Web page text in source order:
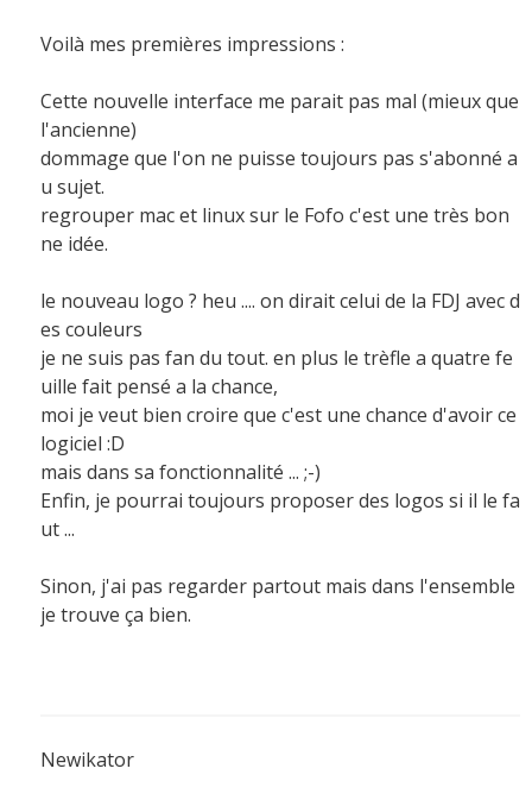
Voilà mes premières impressions :
Cette nouvelle interface me parait pas mal (mieux que
l'ancienne)
dommage que l'on ne puisse toujours pas s'abonné a
u sujet.
regrouper mac et linux sur le Fofo c'est une très bon
ne idée.
le nouveau logo ? heu .... on dirait celui de la FDJ avec d
es couleurs
je ne suis pas fan du tout. en plus le trèfle a quatre fe
uille fait pensé a la chance,
moi je veut bien croire que c'est une chance d'avoir ce
logiciel :D
mais dans sa fonctionnalité ... ;-)
Enfin, je pourrai toujours proposer des logos si il le fa
ut ...
Sinon, j'ai pas regarder partout mais dans l'ensemble
je trouve ça bien.
Newikator